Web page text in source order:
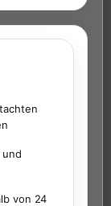
und
von 24